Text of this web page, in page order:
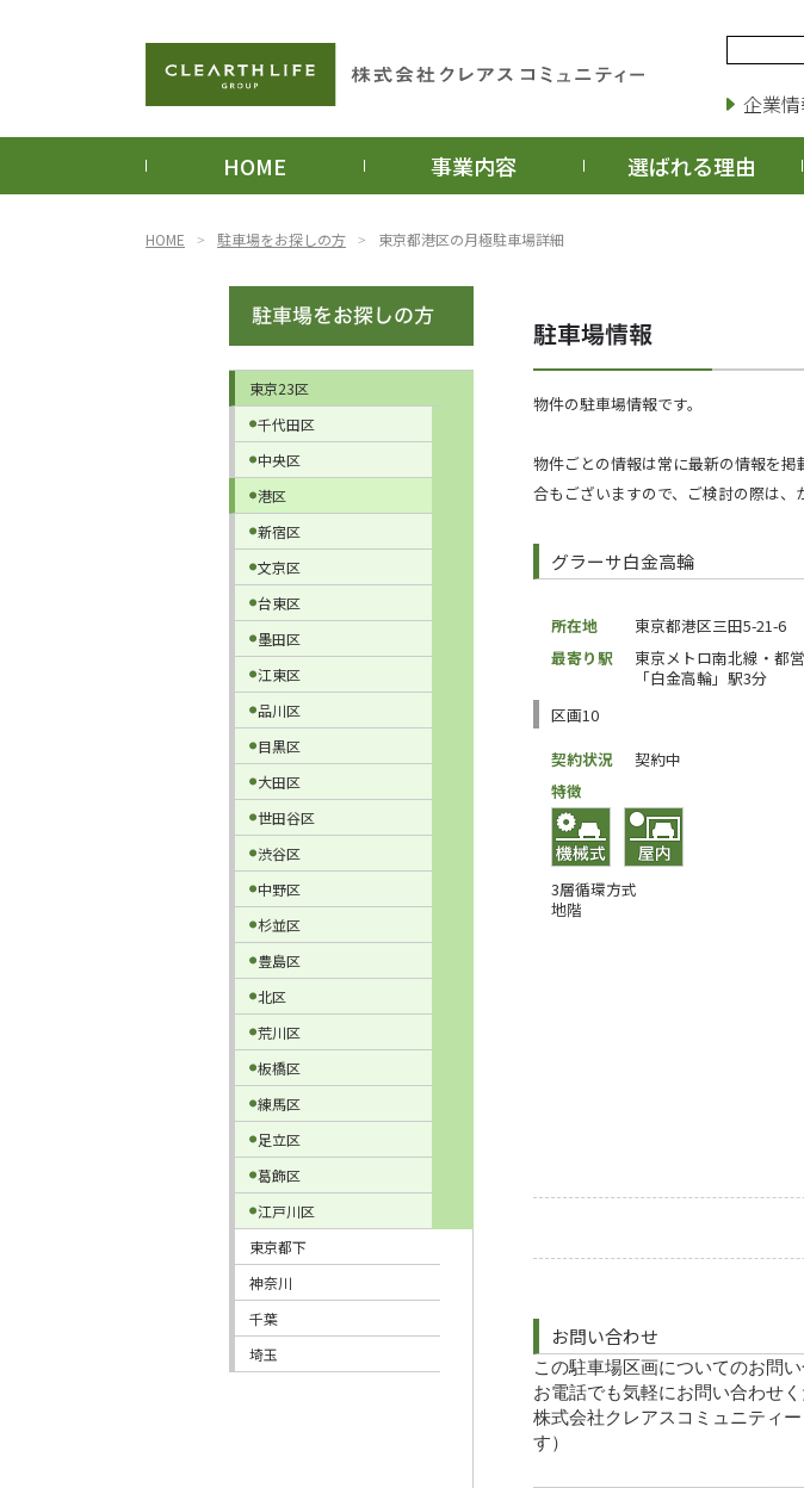
企業
HOME 事業内容 選ばれる理由
HOME 駐車場をお探しの方 東京都港区の月極駐車場詳細
物件の駐車場情報です。
物件ごとの情報は常に最新の情報を
合もございますので、ご検討の際は、
グラーサ白金高輪
所在地
東京都港区三田5-21-6
最寄り駅
東京メトロ南北線・都
「白金高輪」駅3分
区画10
契約状況
契約中
特徴
3層循環方式
地階
お問い合わせ
東京23区
千代田区
中央区
港区
新宿区
文京区
台東区
墨田区
江東区
品川区
目黒区
大田区
世田谷区
渋谷区
中野区
杉並区
豊島区
北区
荒川区
板橋区
練馬区
足立区
葛飾区
江戸川区
東京都下
神奈川
千葉
埼玉